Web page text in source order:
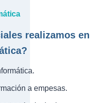
realizamos en
a empesas.